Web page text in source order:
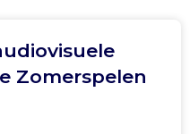
Zomerspelen